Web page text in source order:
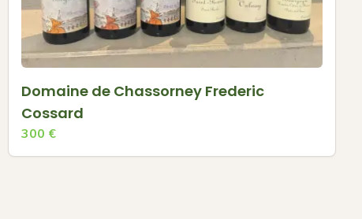
Domaine de Chassorney Frederic
Cossard
300 €